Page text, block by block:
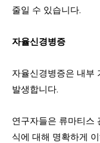
줄일 수 있습니다.
자율신경병증
자율신경병증은 내부
발생합니다.
연구자들은 류마티스
식에 대해 명확하게